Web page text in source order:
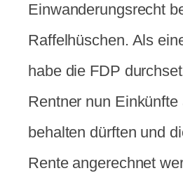
Einwanderungsrecht
Raffelhüschen. Als
habe die FDP
Rentner nun
behalten dürften und
Rente angerechnet